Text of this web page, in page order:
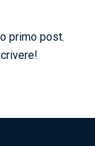
primo post.